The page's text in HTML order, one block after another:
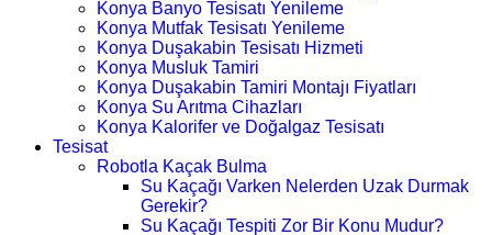
Konya Banyo Tesisatı Yenileme
Konya Mutfak Tesisatı Yenileme
Konya Duşakabin Tesisatı Hizmeti
Konya Musluk Tamiri
Konya Duşakabin Tamiri Montajı Fiyatları
Konya Su Arıtma Cihazları
Konya Kalorifer ve Doğalgaz Tesisatı
Tesisat
Robotla Kaçak Bulma
Su Kaçağı Varken Nelerden Uzak Durmak
Gerekir?
Su Kaçağı Tespiti Zor Bir Konu Mudur?